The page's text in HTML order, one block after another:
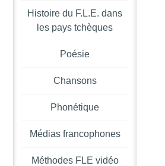
Histoire du F.L.E. dans
les pays tchèques
Poésie
Chansons
Phonétique
Médias francophones
Méthodes FLE vidéo